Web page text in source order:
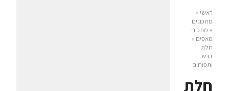
ראשי »
מתכונים
» מתכוני
מאפים »
חלת
דבש
ותפוחים
חלת